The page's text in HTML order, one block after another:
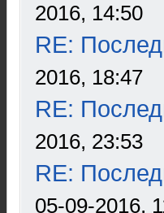
2016, 14:50
RE:
2016, 18:47
RE:
2016, 23:53
RE:
05-09-2016,